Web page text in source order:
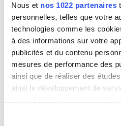
Nous et nos 1022 partenaires
personnelles, telles que votre
technologies comme les
à des informations sur votre
publicités et du contenu
mesures de performance des
ainsi que de réaliser des
ainsi le développement de
moment en consultant la
théoriques et méthodologiques, de
internationale privilégiée
conditions d’émergence ainsi que
collectives, la façon dont elles
des sujets, la capacité de ces
ou moins organisés et à exploiter
des plateformes numériques.
Programme définitif surce lien.
Maison de la